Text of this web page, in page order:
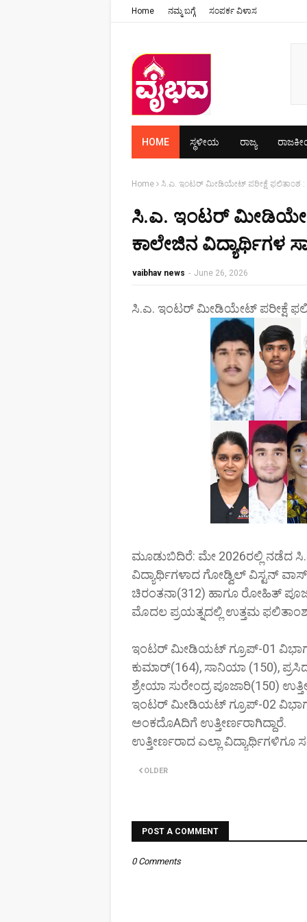
Home ನಮ್ಮ ಬಗ್ಗೆ ಸಂಪರ್ಕ ವಿಳಾಸ
HOME ಸ್ಥಳೀಯ ರಾಜ್ಯ
Home ಸಿ.ಎ. ಇಂಟರ್ ಮೀಡಿಯೇಟ್ ಪರೀಕ್ಷೆ ಫಲಿತಾಂಶ :
ಸಿ.ಎ. ಇಂಟರ್ ಮೀಡಿಯೇಟ್
ಕಾಲೇಜಿನ ವಿದ್ಯಾರ್ಥಿಗಳ
vaibhav news - June 26, 2026
ಸಿ.ಎ. ಇಂಟರ್ ಮೀಡಿಯೇಟ್ ಪರೀಕ್ಷೆ
ಮೂಡುಬಿದಿರೆ: ಮೇ 2026ರಲ್ಲಿ ನಡೆದ
ವಿದ್ಯಾರ್ಥಿಗಳಾದ ಗೋಡ್ವಿಲ್ ವಿಸ್ಟನ್
ಚಿರಂತನಾ(312) ಹಾಗೂ ರೋಹಿತ್
ಮೊದಲ ಪ್ರಯತ್ನದಲ್ಲಿ ಉತ್ತಮ
ಇಂಟರ್ ಮೀಡಿಯಟ್ ಗ್ರೂಪ್-01
ಕುಮಾರ್(164), ಸಾನಿಯಾ (150),
ಶ್ರೇಯಾ ಸುರೇಂದ್ರ ಪೂಜಾರಿ(150)
ಇಂಟರ್ ಮೀಡಿಯಟ್ ಗ್ರೂಪ್-02
ಅಂಕದೊAದಿಗೆ ಉತ್ತೀರ್ಣರಾಗಿದ್ದಾರೆ.
ಉತ್ತೀರ್ಣರಾದ ಎಲ್ಲಾ ವಿದ್ಯಾರ್ಥಿಗಳಿಗೂ
OLDER
POST A COMMENT
0 Comments